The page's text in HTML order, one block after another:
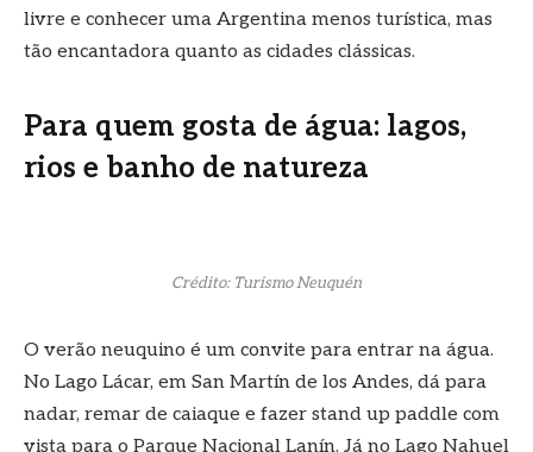
livre e conhecer uma Argentina menos turística, mas
tão encantadora quanto as cidades clássicas.
Para quem gosta de água: lagos,
rios e banho de natureza
Crédito: Turismo Neuquén
O verão neuquino é um convite para entrar na água.
No Lago Lácar, em San Martín de los Andes, dá para
nadar, remar de caiaque e fazer stand up paddle com
vista para o Parque Nacional Lanín. Já no Lago Nahuel